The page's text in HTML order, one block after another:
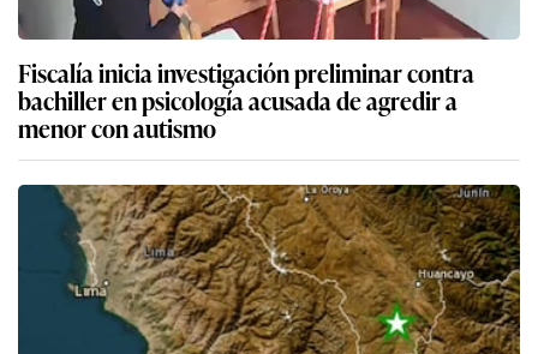
Fiscalía inicia investigación preliminar contra
bachiller en psicología acusada de agredir a
menor con autismo